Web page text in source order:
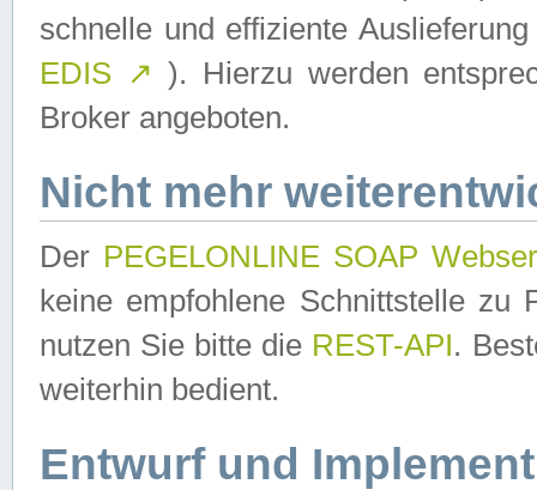
schnelle und effiziente
EDIS ↗ ). Hierzu werden
Broker angeboten.
Nicht mehr
Der PEGELONLINE SOAP
keine empfohlene Schnittstelle zu
nutzen Sie bitte die REST-API.
weiterhin bedient.
Entwurf und